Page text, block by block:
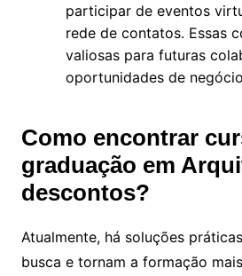
participar de eventos
rede de contatos. Essas
valiosas para futuras
oportunidades de
Como encontrar
graduação em
descontos?
Atualmente, há soluções
busca e tornam a formação